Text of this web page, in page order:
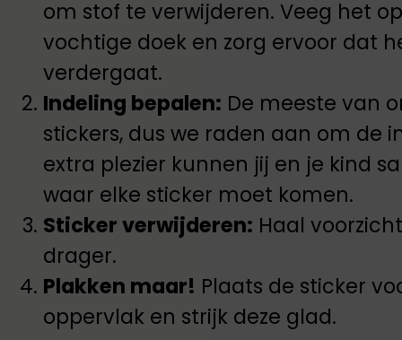
om stof te verwijderen. Veeg het
vochtige doek en zorg ervoor dat
verdergaat.
Indeling bepalen: De meeste van
stickers, dus we raden aan om de
extra plezier kunnen jij en je kind
waar elke sticker moet komen.
Sticker verwijderen: Haal
drager.
Plakken maar! Plaats de sticker
oppervlak en strijk deze glad.